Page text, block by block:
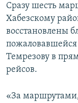
поискуАРМЕНИЯ
АЗЕРБАЙДЖАН
ПОЛИТИКА
ЭКОНОМИКА
ОБЩЕСТВО
КУЛЬТУРА
МИР
РУБРИКИ
НЕКРУГЛЫЙ СТОЛ
ГОСТЬ НЕДЕЛИ
ПОЗИЦИЯ
ГОЛОСА
МУЛЬТИМЕДИА
ВИДЕО
ФОТО
АУДИО
ПОДКАСТЫ
ПРИСОЕДИНЯЙТЕСЬ!
Сразу шесть
Хабезскому
восстановлены
Темрезову в
рейсов.
«За